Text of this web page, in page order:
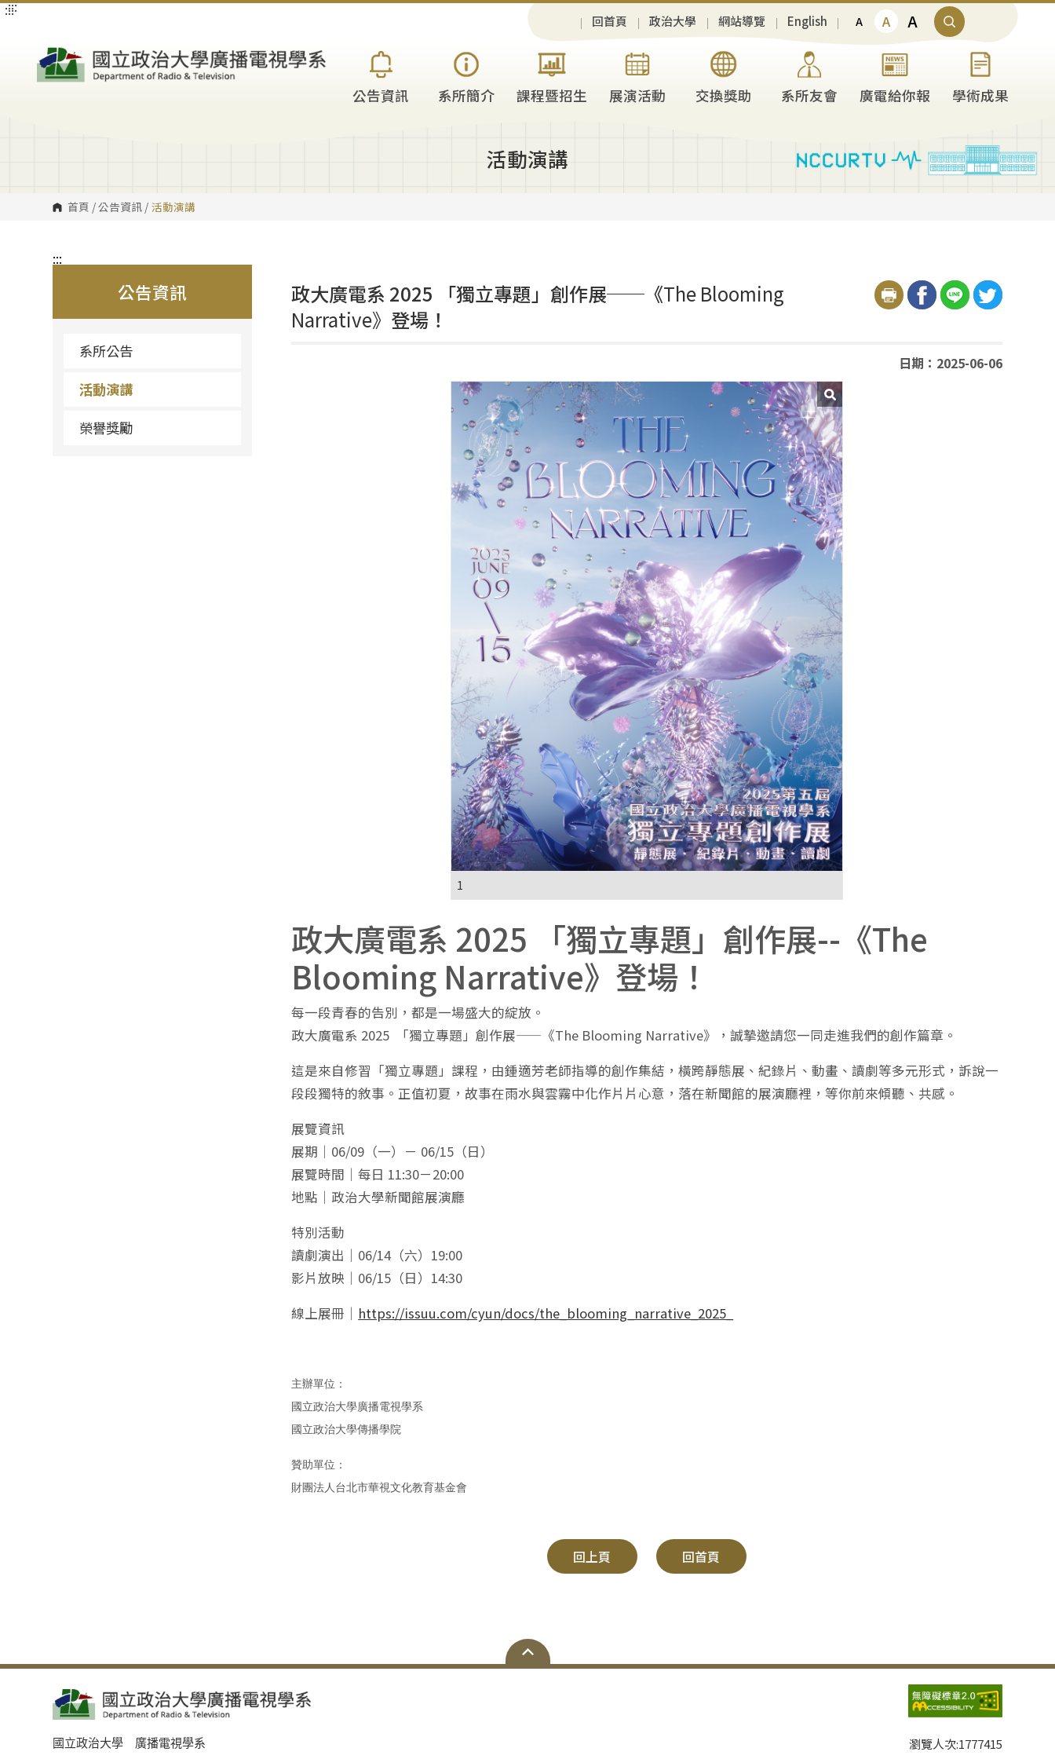
跳
:::
回首頁 政治大學 網站導覽 English A A A
公告資訊 系所簡介 課程暨招生 展演活動 交換獎助 系所友會 廣電給你報 學術成果
活動演講
首頁 /公告資訊 / 活動演講
:::
公告資訊
系所公告
活動演講
榮譽獎勵
:::
政大廣電系 2025 「獨立專題」創作展──《The Blooming
Narrative》 登場！
日期：2025-06-06
1
政大廣電系 2025 「獨立專題」創作展--《The
Blooming Narrative》登場！
每一段青春的告別，都是一場盛大的綻放。
政大廣電系 2025 「獨立專題」創作展——《The Blooming Narrative》，誠摯邀請您一同走進我們的創作篇章。
這是來自修習「獨立專題」課程，由鍾適芳老師指導的創作集結，橫跨靜態展、紀錄片、動畫、讀劇等多元形式，訴說一
段段獨特的敘事。正值初夏，故事在雨水與雲霧中化作片片心意，落在新聞館的展演廳裡，等你前來傾聽、共感。
展覽資訊
展期｜06/09（一）－ 06/15（日）
展覽時間｜每日 11:30－20:00
地點｜政治大學新聞館展演廳
特別活動
讀劇演出｜06/14（六）19:00
影片放映｜06/15（日）14:30
線上展冊｜ https://issuu.com/cyun/docs/the_blooming_narrative_2025_
主辦單位：
國立政治大學廣播電視學系
贊助單位：
財團法人台北市華視文化教育基金會
回上頁 回首頁
國立政治大學 廣播電視學系
瀏覽人次:1777415